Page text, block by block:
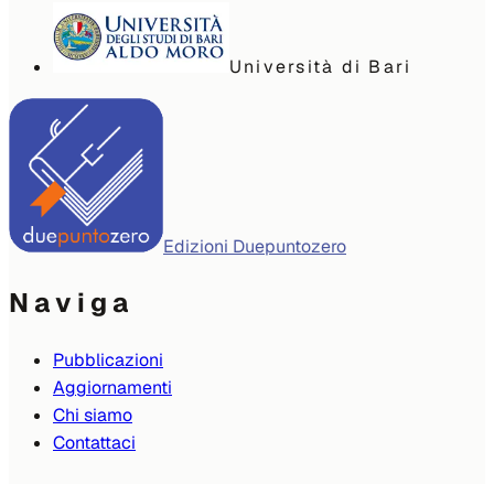
Università di Bari
Edizioni Duepuntozero
Naviga
Pubblicazioni
Aggiornamenti
Chi siamo
Contattaci